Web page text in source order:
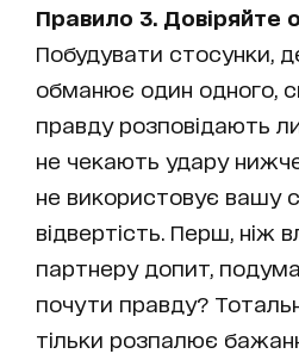
Правило 3. Довіряйте
Побудувати стосунки,
обманює один одного,
правду розповідають
не чекають удару
не використовує вашу
відвертість. Перш, ніж
партнеру допит,
почути правду?
тільки розпалює